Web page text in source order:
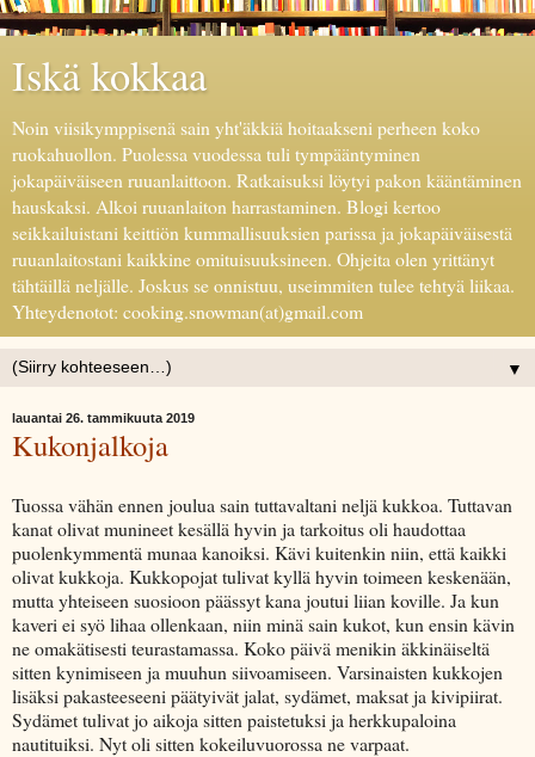
Iskä kokkaa
Noin viisikymppisenä sain yht'äkkiä hoitaakseni perheen koko
ruokahuollon. Puolessa vuodessa tuli tympääntyminen
jokapäiväiseen ruuanlaittoon. Ratkaisuksi löytyi pakon kääntäminen
hauskaksi. Alkoi ruuanlaiton harrastaminen. Blogi kertoo
seikkailuistani keittiön kummallisuuksien parissa ja jokapäiväisestä
ruuanlaitostani kaikkine omituisuuksineen. Ohjeita olen yrittänyt
tähtäillä neljälle. Joskus se onnistuu, useimmiten tulee tehtyä liikaa.
Yhteydenotot: cooking.snowman(at)gmail.com
▼
lauantai 26. tammikuuta 2019
Kukonjalkoja
Tuossa vähän ennen joulua sain tuttavaltani neljä kukkoa. Tuttavan
kanat olivat munineet kesällä hyvin ja tarkoitus oli haudottaa
puolenkymmentä munaa kanoiksi. Kävi kuitenkin niin, että kaikki
olivat kukkoja. Kukkopojat tulivat kyllä hyvin toimeen keskenään,
mutta yhteiseen suosioon päässyt kana joutui liian koville. Ja kun
kaveri ei syö lihaa ollenkaan, niin minä sain kukot, kun ensin kävin
ne omakätisesti teurastamassa. Koko päivä menikin äkkinäiseltä
sitten kynimiseen ja muuhun siivoamiseen. Varsinaisten kukkojen
lisäksi pakasteeseeni päätyivät jalat, sydämet, maksat ja kivipiirat.
Sydämet tulivat jo aikoja sitten paistetuksi ja herkkupaloina
nautituiksi. Nyt oli sitten kokeiluvuorossa ne varpaat.